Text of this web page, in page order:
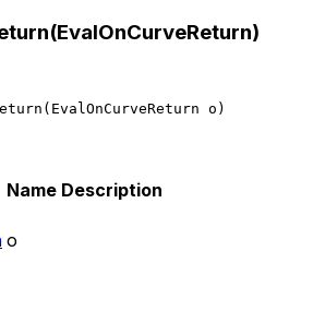
o)
Name Description
o